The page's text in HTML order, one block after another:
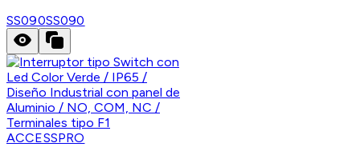
SS090SS090
ACCESSPRO